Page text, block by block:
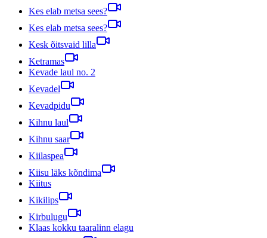
Kes elab metsa sees?
Kes elab metsa sees?
Kesk õitsvaid lilla
Ketramas
Kevade laul no. 2
Kevadel
Kevadpidu
Kihnu laul
Kihnu saar
Kiilaspea
Kiisu läks kõndima
Kiitus
Kikilips
Kirbulugu
Klaas kokku taaralinn elagu